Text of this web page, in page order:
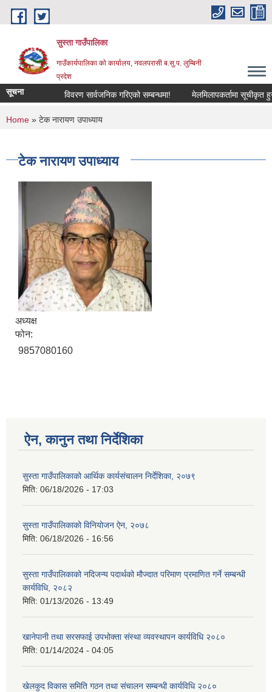
Skip to main content
सुस्ता गाउँपालिका
गाउँकार्यपालिका काे कार्यालय, नवलपरासी ब.सु.प. लुम्बिनी
प्रदेश
सूचना विवरण सार्वजनिक गरिएको सम्बन्धमा! मेलमिलापकर्तामा सूचीकृत हुने
You are here
Home » टेक नारायण उपाध्याय
टेक नारायण उपाध्याय
अध्यक्ष
फोन:
9857080160
ऐन, कानुन तथा निर्देशिका
सुस्ता गाउँपालिकाको आर्थिक कार्यसंचालन निर्देशिका, २०७९
मिति: 06/18/2026 - 17:03
सुस्ता गाउँपालिकाको विनियोजन ऐन, २०७८
मिति: 06/18/2026 - 16:56
सुस्ता गाउँपालिकाको नदिजन्य पदार्थको मौज्दात परिमाण प्रमाणित गर्ने सम्बन्धी
कार्यविधि, २०८२
मिति: 01/13/2026 - 13:49
खानेपानी तथा सरसफाई उपभोक्ता संस्था व्यवस्थापन कार्यविधि २०८०
मिति: 01/14/2024 - 04:05
खेलकुद विकास समिति गठन तथा संचालन सम्बन्धी कार्यविधि २०८०